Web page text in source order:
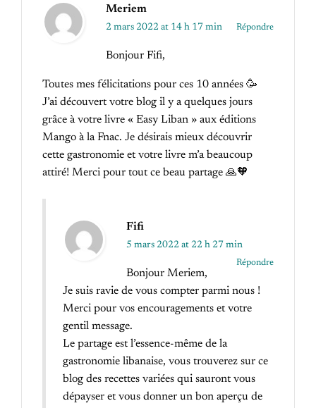
Meriem
2 mars 2022 at 14 h 17 min Répondre
Bonjour Fifi,
Toutes mes félicitations pour ces 10 années 🥳
J’ai découvert votre blog il y a quelques jours
grâce à votre livre « Easy Liban » aux éditions
Mango à la Fnac. Je désirais mieux découvrir
cette gastronomie et votre livre m’a beaucoup
attiré! Merci pour tout ce beau partage 🙏🧡
Fifi
5 mars 2022 at 22 h 27 min
Répondre
Bonjour Meriem,
Je suis ravie de vous compter parmi nous !
Merci pour vos encouragements et votre
gentil message.
Le partage est l’essence-même de la
gastronomie libanaise, vous trouverez sur ce
blog des recettes variées qui sauront vous
dépayser et vous donner un bon aperçu de